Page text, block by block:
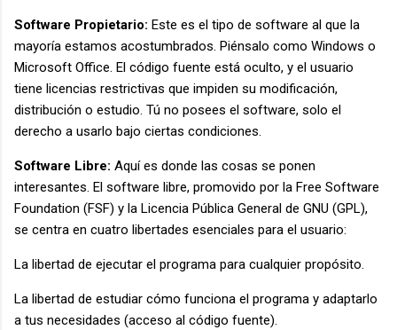
Software Propietario: Este es el tipo de software al que la
mayoría estamos acostumbrados. Piénsalo como Windows o
Microsoft Office. El código fuente está oculto, y el usuario
tiene licencias restrictivas que impiden su modificación,
distribución o estudio. Tú no posees el software, solo el
derecho a usarlo bajo ciertas condiciones.
Software Libre: Aquí es donde las cosas se ponen
interesantes. El software libre, promovido por la Free Software
Foundation (FSF) y la Licencia Pública General de GNU (GPL),
se centra en cuatro libertades esenciales para el usuario:
La libertad de ejecutar el programa para cualquier propósito.
La libertad de estudiar cómo funciona el programa y adaptarlo
a tus necesidades (acceso al código fuente).